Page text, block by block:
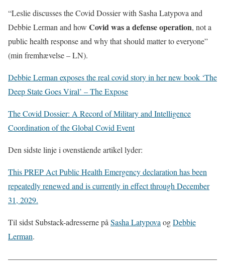
“Leslie discusses the Covid Dossier with Sasha Latypova and
Debbie Lerman and how Covid was a defense operation, not a
public health response and why that should matter to everyone”
(min fremhævelse – LN).
Debbie Lerman exposes the real covid story in her new book ‘The
Deep State Goes Viral’ – The Expose
The Covid Dossier: A Record of Military and Intelligence
Coordination of the Global Covid Event
Den sidste linje i ovenstående artikel lyder:
This PREP Act Public Health Emergency declaration has been
repeatedly renewed and is currently in effect through December
31, 2029.
Til sidst Substack-adresserne på Sasha Latypova ogDebbie
Lerman.
——————————————————————————